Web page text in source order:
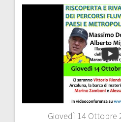
Giovedì 14 Ottobre